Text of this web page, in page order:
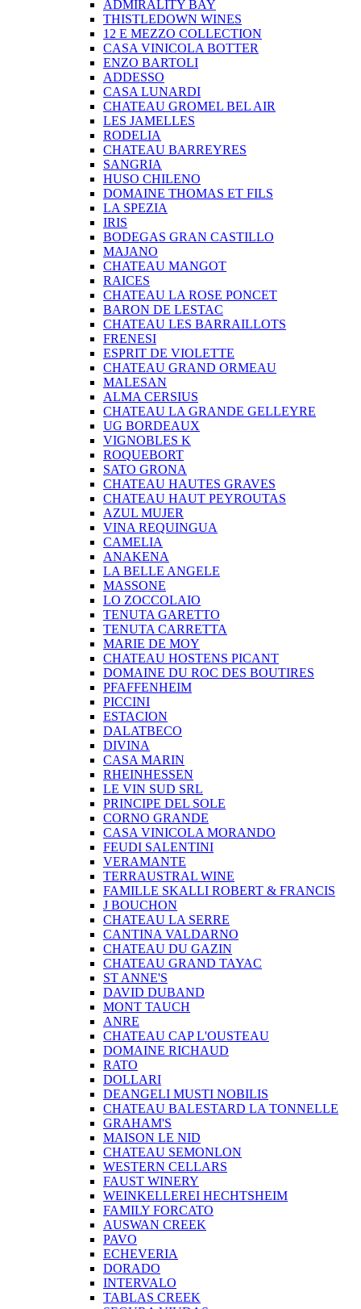
ADMIRALITY BAY
THISTLEDOWN WINES
12 E MEZZO COLLECTION
CASA VINICOLA BOTTER
ENZO BARTOLI
ADDESSO
CASA LUNARDI
CHATEAU GROMEL BEL AIR
LES JAMELLES
RODELIA
CHATEAU BARREYRES
SANGRIA
HUSO CHILENO
DOMAINE THOMAS ET FILS
LA SPEZIA
IRIS
BODEGAS GRAN CASTILLO
MAJANO
CHATEAU MANGOT
RAICES
CHATEAU LA ROSE PONCET
BARON DE LESTAC
CHATEAU LES BARRAILLOTS
FRENESI
ESPRIT DE VIOLETTE
CHATEAU GRAND ORMEAU
MALESAN
ALMA CERSIUS
CHATEAU LA GRANDE GELLEYRE
UG BORDEAUX
VIGNOBLES K
ROQUEBORT
SATO GRONA
CHATEAU HAUTES GRAVES
CHATEAU HAUT PEYROUTAS
AZUL MUJER
VINA REQUINGUA
CAMELIA
ANAKENA
LA BELLE ANGELE
MASSONE
LO ZOCCOLAIO
TENUTA GARETTO
TENUTA CARRETTA
MARIE DE MOY
CHATEAU HOSTENS PICANT
DOMAINE DU ROC DES BOUTIRES
PFAFFENHEIM
PICCINI
ESTACION
DALATBECO
DIVINA
CASA MARIN
RHEINHESSEN
LE VIN SUD SRL
PRINCIPE DEL SOLE
CORNO GRANDE
CASA VINICOLA MORANDO
FEUDI SALENTINI
VERAMANTE
TERRAUSTRAL WINE
FAMILLE SKALLI ROBERT & FRANCIS
J BOUCHON
CHATEAU LA SERRE
CANTINA VALDARNO
CHATEAU DU GAZIN
CHATEAU GRAND TAYAC
ST ANNE'S
DAVID DUBAND
MONT TAUCH
ANRE
CHATEAU CAP L'OUSTEAU
DOMAINE RICHAUD
RATO
DOLLARI
DEANGELI MUSTI NOBILIS
CHATEAU BALESTARD LA TONNELLE
GRAHAM'S
MAISON LE NID
CHATEAU SEMONLON
WESTERN CELLARS
FAUST WINERY
WEINKELLEREI HECHTSHEIM
FAMILY FORCATO
AUSWAN CREEK
PAVO
ECHEVERIA
DORADO
INTERVALO
TABLAS CREEK